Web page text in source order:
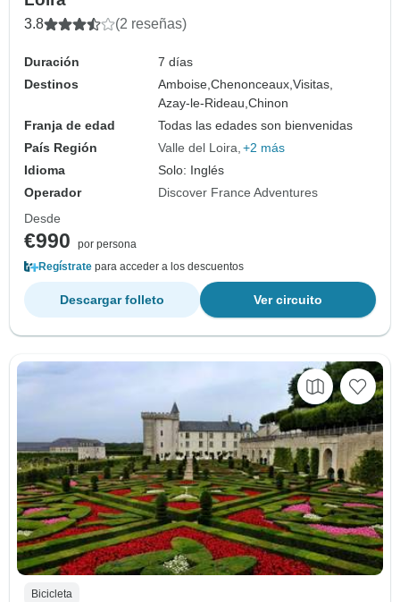
3.8 (2 reseñas)
Duración
7 días
Destinos
Amboise,Chenonceaux,Visitas,
Azay-le-Rideau,Chinon
Franja de edad
Todas las edades son bienvenidas
País Región
Valle del Loira +2 más
Idioma
Solo: Inglés
Operador
Discover France Adventures
Desde
€990
por persona
Regístrate para acceder a los descuentos
Ver circuito
Descargar folleto
Bicicleta